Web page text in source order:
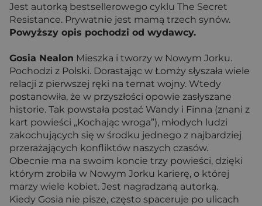
Jest autorką bestsellerowego cyklu The Secret
Resistance. Prywatnie jest mamą trzech synów.
Powyższy opis pochodzi od wydawcy.
Gosia Nealon Mieszka i tworzy w Nowym Jorku.
Pochodzi z Polski. Dorastając w Łomży słyszała wiele
relacji z pierwszej ręki na temat wojny. Wtedy
postanowiła, że w przyszłości opowie zasłyszane
historie. Tak powstała postać Wandy i Finna (znani z
kart powieści „Kochając wroga”), młodych ludzi
zakochujących się w środku jednego z najbardziej
przerażających konfliktów naszych czasów.
Obecnie ma na swoim koncie trzy powieści, dzięki
którym zrobiła w Nowym Jorku karierę, o której
marzy wiele kobiet. Jest nagradzaną autorką.
Kiedy Gosia nie pisze, często spaceruje po ulicach